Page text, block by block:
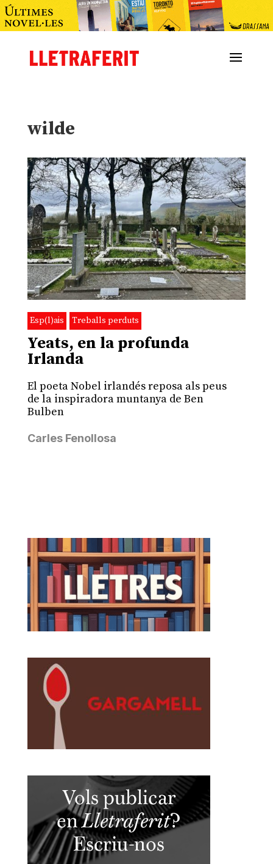
wilde
Esp(l)ais Treballs perduts
Yeats, en la profunda
Irlanda
El poeta Nobel irlandés reposa als peus
de la inspiradora muntanya de Ben
Bulben
Carles Fenollosa